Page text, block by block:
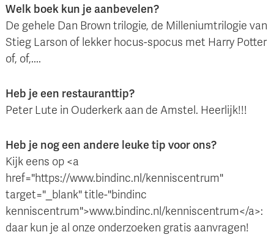
Welk boek kun je aanbevelen?
De gehele Dan Brown trilogie, de Milleniumtrilogie van
Stieg Larson of lekker hocus-spocus met Harry Potter
of, of,....
Heb je een restauranttip?
Peter Lute in Ouderkerk aan de Amstel. Heerlijk!!!
Heb je nog een andere leuke tip voor ons?
Kijk eens op <a
href="https://www.bindinc.nl/kenniscentrum"
target="_blank" title-"bindinc
kenniscentrum">www.bindinc.nl/kenniscentrum</a>:
daar kun je al onze onderzoeken gratis aanvragen!